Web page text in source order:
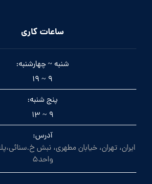
ساعات کاری
شنبه ~ چهارشنبه:
9 ~ 19
پنج شنبه:
9 ~ 13
آدرس:
واحد5